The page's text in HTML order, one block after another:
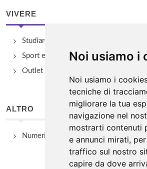
Noi usiamo i
Noi usiamo i
tecniche di
migliorare la tua
navigazione nel
mostrarti contenuti
e annunci mirati,
traffico sul nostro
capire da dove
VIVERE
Studiare
Sport e Benessere
Outlet e spacci aziendali
ALTRO
Numeri Utili